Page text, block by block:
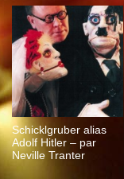
Schicklgruber alias
Adolf Hitler – par
Neville Tranter